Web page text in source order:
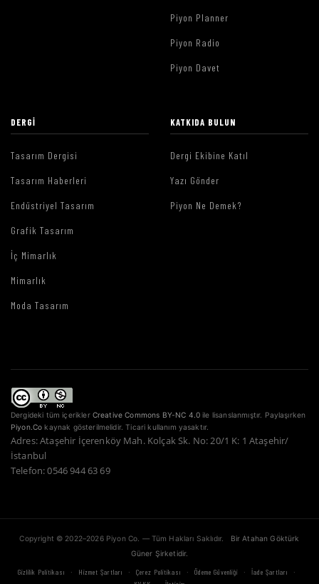
Piyon Planner
Piyon Radio
Piyon Davet
DERGI
Tasarım Dergisi
Tasarım Haberleri
Endüstriyel Tasarım
Grafik Tasarım
İç Mimarlık
Mimarlık
Moda Tasarım
KATKIDA BULUN
Dergi Ekibine Katıl
Yazı Gönder
Piyon Ne Demek?
Dergideki tüm içerikler Creative Commons BY-NC 4.0 ile lisanslanmıştır. Paylaşırken
Piyon.Co kaynak gösterilmelidir. Ticari kullanım yasaktır.
Adres: Ataşehir İçerenköy Mah. Kolçak Sk. No: 20/1 K: 1 Ataşehir/
İstanbul
Telefon: 0546 944 63 69
Copyright © 2022–2026 Piyon Co. — Tüm Hakları Saklıdır.
Bir Atahan Göktürk
Güner Şirketidir.
Gizlilik Politikası · Hizmet Şartları · Çerez Politikası · Ödeme Güvenliği · İade Şartları ·